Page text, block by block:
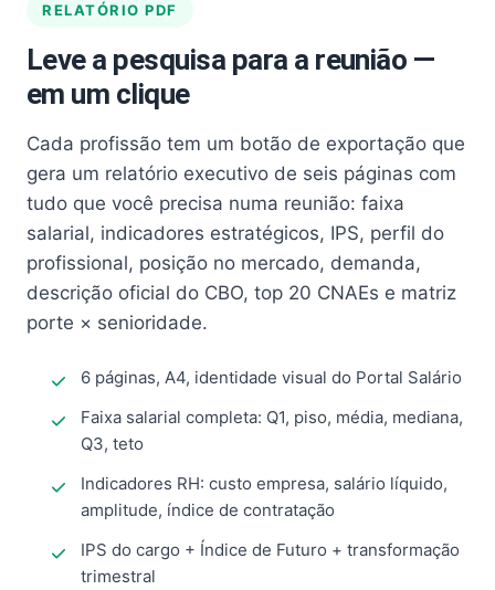
RELATÓRIO PDF
Leve a pesquisa para a reunião —
em um clique
Cada profissão tem um botão de exportação que
gera um relatório executivo de seis páginas com
tudo que você precisa numa reunião: faixa
salarial, indicadores estratégicos, IPS, perfil do
profissional, posição no mercado, demanda,
descrição oficial do CBO, top 20 CNAEs e matriz
porte × senioridade.
6 páginas, A4, identidade visual do Portal Salário
Faixa salarial completa: Q1, piso, média, mediana,
Q3, teto
Indicadores RH: custo empresa, salário líquido,
amplitude, índice de contratação
IPS do cargo + Índice de Futuro + transformação
trimestral